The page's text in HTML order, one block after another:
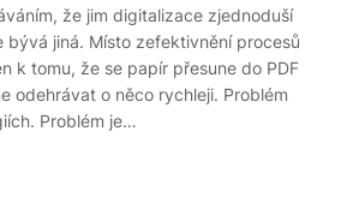
že jim digitalizace zjednoduší
bývá jiná. Místo zefektivnění procesů
k tomu, že se papír přesune do PDF
odehrávat o něco rychleji. Problém
Problém je…